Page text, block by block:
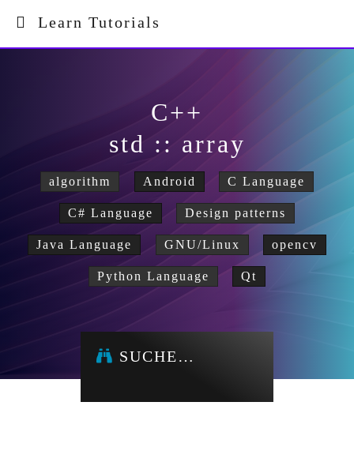
Learn Tutorials
C++
std :: array
algorithm Android C Language
C# Language Design patterns
Java Language GNU/Linux opencv
Python Language Qt
SUCHE…